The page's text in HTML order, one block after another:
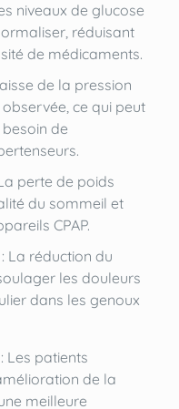
niveaux de glucose
réduisant
de médicaments.
de la pression
ce qui peut
de
perte de poids
du sommeil et
CPAP.
La réduction du
les douleurs
dans les genoux
Les patients
de la
meilleure